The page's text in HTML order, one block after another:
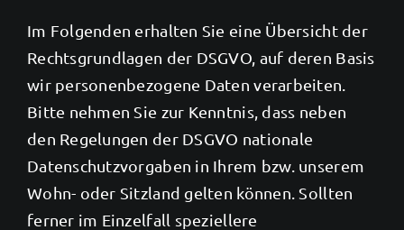
Im Folgenden erhalten Sie eine Übersicht der
Rechtsgrundlagen der DSGVO, auf deren Basis
wir personenbezogene Daten verarbeiten.
Bitte nehmen Sie zur Kenntnis, dass neben
den Regelungen der DSGVO nationale
Datenschutzvorgaben in Ihrem bzw. unserem
Wohn- oder Sitzland gelten können. Sollten
ferner im Einzelfall speziellere